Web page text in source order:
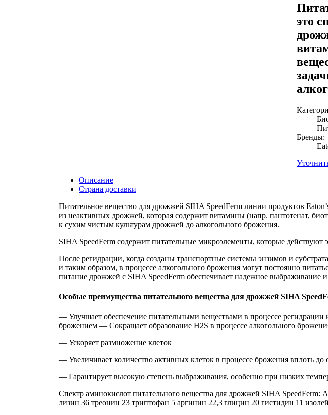
это
Бренды:
Описание
Страна доставки
Питательное вещество для дрожжей SIHA SpeedFerm линии продуктов
из неактивных дрожжей, которая содержит витамины (напр. пантотенат,
к сухим чистым культурам дрожжей до алкогольного брожения.
SIHA SpeedFerm содержит питательные микроэлементы, которые
После регидрации, когда созданы транспортные системы энзимов и
и таким образом, в процессе алкогольного брожения могут постоянно
питание дрожжей с SIHA SpeedFerm обеспечивает надежное
Особые преимущества питательного вещества для дрожжей SIHA
— Улучшает обеспечение питательными веществами в процессе
брожением — Сокращает образование H2S в процессе алкогольного
— Ускоряет размножение клеток
— Увеличивает количество активных клеток в процессе брожения вплоть до
— Гарантирует высокую степень выбраживания, особенно при низких
Спектр аминокислот питательного вещества для дрожжей SIHA
лизин 36 треонин 23 триптофан 5 аргинин 22,3 глицин 20 гистидин 11